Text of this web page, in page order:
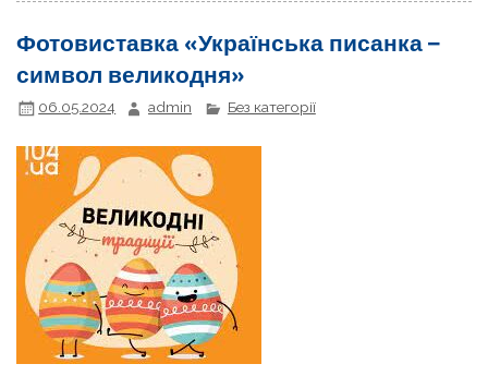
Фотовиставка «Українська писанка –
символ великодня»
06.05.2024 admin Без категорії